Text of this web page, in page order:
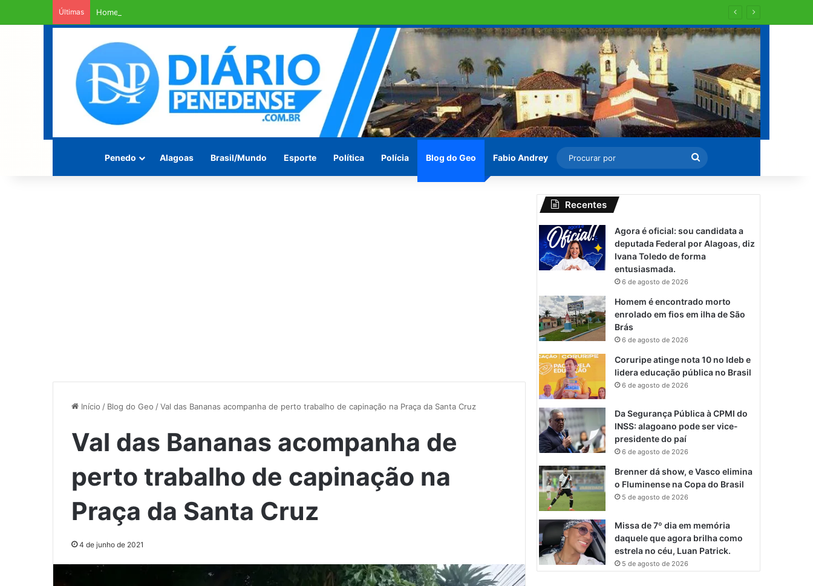
Últimas Homem é encontrado morto enrolado em fios em ilha de São Brás
Penedo Alagoas Brasil/Mundo Esporte Política Polícia Blog do Geo Fabio Andrey
Procurar
por
Início / Blog do Geo /Val das Bananas acompanha de perto trabalho de capinação na Praça da Santa Cruz
Val das Bananas acompanha de
perto trabalho de capinação na
Praça da Santa Cruz
4 de junho de 2021
Recentes
Agora é oficial: sou candidata a
deputada Federal por Alagoas, diz
Ivana Toledo de forma
entusiasmada.
6 de agosto de 2026
Homem é encontrado morto
enrolado em fios em ilha de São
Brás
6 de agosto de 2026
Coruripe atinge nota 10 no Ideb e
lidera educação pública no Brasil
6 de agosto de 2026
Da Segurança Pública à CPMI do
INSS: alagoano pode ser vice-
presidente do paí
6 de agosto de 2026
Brenner dá show, e Vasco elimina
o Fluminense na Copa do Brasil
5 de agosto de 2026
Missa de 7º dia em memória
daquele que agora brilha como
estrela no céu, Luan Patrick.
5 de agosto de 2026